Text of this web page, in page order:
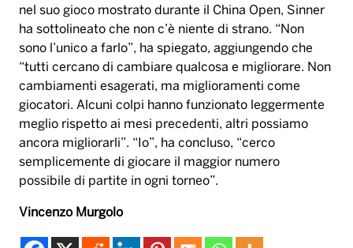
nel suo gioco mostrato durante il China Open, Sinner
ha sottolineato che non c’è niente di strano. “Non
sono l’unico a farlo”, ha spiegato, aggiungendo che
“tutti cercano di cambiare qualcosa e migliorare. Non
cambiamenti esagerati, ma miglioramenti come
giocatori. Alcuni colpi hanno funzionato leggermente
meglio rispetto ai mesi precedenti, altri possiamo
ancora migliorarli”. “Io”, ha concluso, “cerco
semplicemente di giocare il maggior numero
possibile di partite in ogni torneo”.
Vincenzo Murgolo